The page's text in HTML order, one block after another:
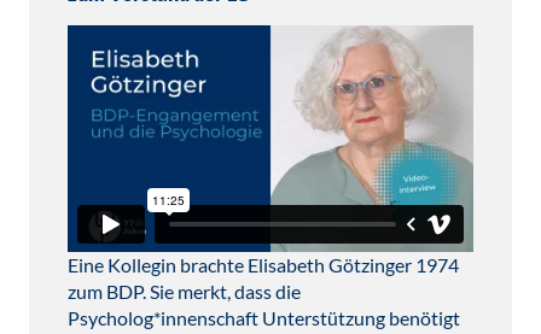
Eine Kollegin brachte Elisabeth Götzinger 1974
zum BDP. Sie merkt, dass die
Psycholog*innenschaft Unterstützung benötigt